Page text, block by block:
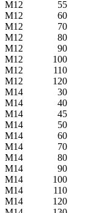
М12
55
М12
60
М12
70
М12
80
М12
90
М12
100
М12
110
М12
120
М14
30
М14
40
М14
45
М14
50
М14
60
М14
70
М14
80
М14
90
М14
100
М14
110
М14
120